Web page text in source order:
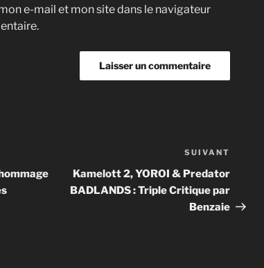
e-mail et mon site dans le navigateur
suivant
SUIVANT
Kamelott 2, YOROI & Predator
BADLANDS : Triple Critique par
Benzaie